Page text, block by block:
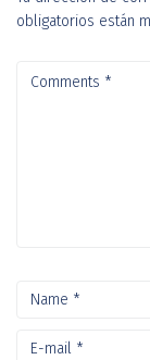
obligatorios están